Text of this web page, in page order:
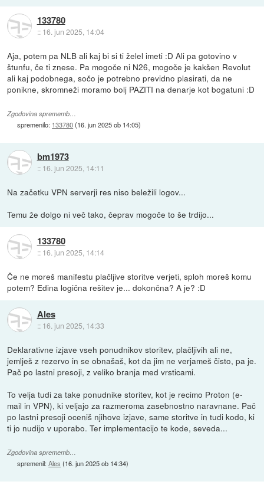
133780
:: 16. jun 2025, 14:04
Aja, potem pa NLB ali kaj bi si ti želel imeti :D Ali pa gotovino v
štunfu, če ti znese. Pa mogoče ni N26, mogoče je kakšen Revolut
ali kaj podobnega, sočo je potrebno previdno plasirati, da ne
ponikne, skromneži moramo bolj PAZITI na denarje kot bogatuni :D
Zgodovina sprememb…
spremenilo: 133780(16. jun 2025 ob 14:05)
bm1973
:: 16. jun 2025, 14:11
Na začetku VPN serverji res niso beležili logov...
Temu že dolgo ni več tako, čeprav mogoče to še trdijo...
133780
:: 16. jun 2025, 14:14
Če ne moreš manifestu plačljive storitve verjeti, sploh moreš komu
potem? Edina logična rešitev je... dokončna? A je? :D
Ales
:: 16. jun 2025, 14:33
Deklarativne izjave vseh ponudnikov storitev, plačljivih ali ne,
jemlješ z rezervo in se obnašaš, kot da jim ne verjameš čisto, pa je.
Pač po lastni presoji, z veliko branja med vrsticami.
To velja tudi za take ponudnike storitev, kot je recimo Proton (e-
mail in VPN), ki veljajo za razmeroma zasebnostno naravnane. Pač
po lastni presoji oceniš njihove izjave, same storitve in tudi kodo, ki
ti jo nudijo v uporabo. Ter implementacijo te kode, seveda...
Zgodovina sprememb…
spremenil:Ales (16. jun 2025 ob 14:34)